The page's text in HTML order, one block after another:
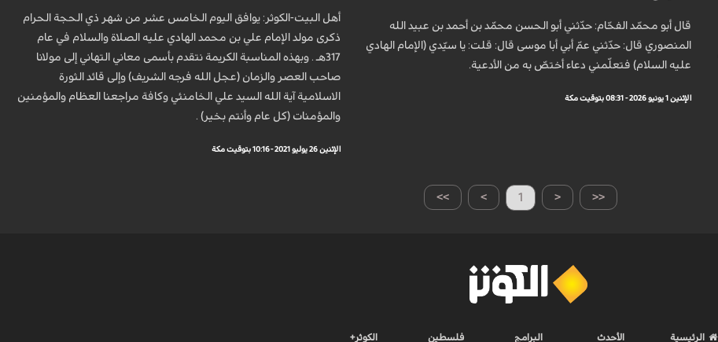
قال أبو محمّد الفحّام: حدّثني أبو الحسن محمّد بن أحمد بن عبيد الله
المنصوري قال: حدّثني عمّ أبي أبا موسى قال: قلت: يا سيّدي (الإمام الهادي
عليه السلام) فتعلّمني دعاء أختصّ به من الأدعية.
الإثنين 1 يونيو 2026 - 08:31 بتوقيت مكة
أهل البيت-الكوثر: يوافق اليوم الخامس عشر من شهر ذي الحجة الحرام
ذكرى مولد الإمام علي بن محمد الهادي عليه الصلاة والسلام في عام
317هـ . وبهذه المناسبة الكريمة نتقدم بأسمى معاني التهاني إلى مولانا
صاحب العصر والزمان (عجل الله فرجه الشريف) وإلى قائد الثورة
الاسلامية آية الله السيد علي الخامنئي وكافة مراجعنا العظام والمؤمنين
والمؤمنات (كل عام وأنتم بخير) .
الإثنين 26 يوليو 2021 - 10:16 بتوقيت مكة
>> > 1 < <<
الرئيسية الأحدث البرامج فلسطين الكوثر+